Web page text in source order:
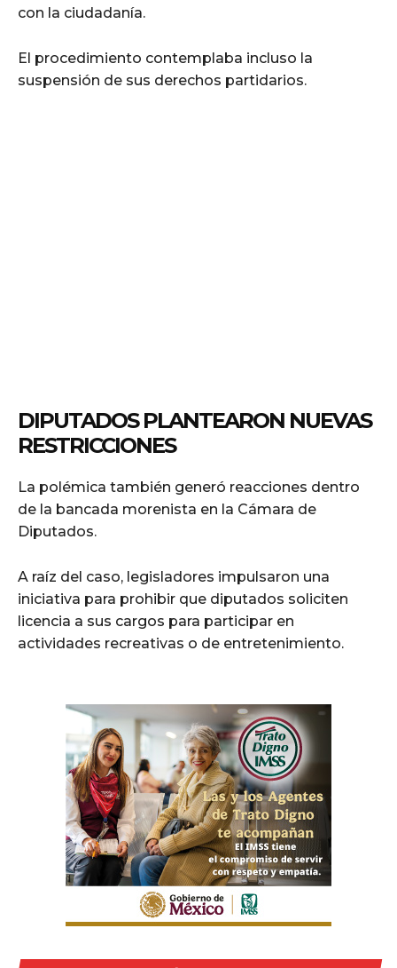
con la ciudadanía.
El procedimiento contemplaba incluso la
suspensión de sus derechos partidarios.
DIPUTADOS PLANTEARON NUEVAS
RESTRICCIONES
La polémica también generó reacciones dentro
de la bancada morenista en la Cámara de
Diputados.
A raíz del caso, legisladores impulsaron una
iniciativa para prohibir que diputados soliciten
licencia a sus cargos para participar en
actividades recreativas o de entretenimiento.